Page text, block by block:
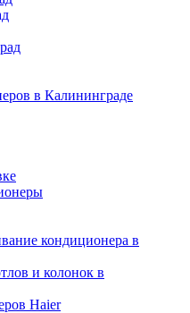
в Калининграде
кондиционера в
и колонок в
Haier